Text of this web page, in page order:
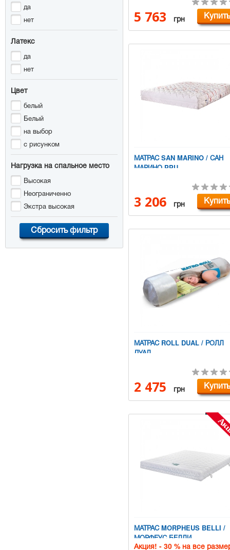
да
нет
Латекс
да
нет
Цвет
белый
Белый
на выбор
с рисунком
Нагрузка на спальное место
Высокая
Неограниченно
Экстра высокая
Сбросить фильтр
5 763 грн Купить
МАТРАС SAN MARINO / САН
МАРИНО PPU
3 206 грн Купить
МАТРАС ROLL DUAL / РОЛЛ
ДУАЛ
2 475 грн Купить
МАТРАС MORPHEUS BELLI /
МОРФЕУС БЕЛЛИ
Акция! - 30 % на все